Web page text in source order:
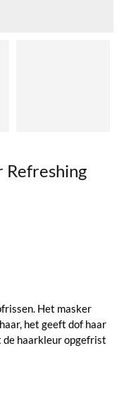
Refreshing
Het masker
het geeft dof haar
de haarkleur opgefrist